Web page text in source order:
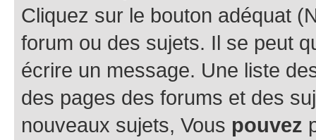
Cliquez sur le bouton adéquat
forum ou des sujets. Il se peut
écrire un message. Une liste
des pages des forums et des
nouveaux sujets, Vous pouvez